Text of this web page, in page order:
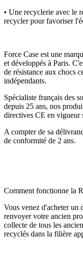
• Une recyclerie avec le
recycler pour favoriser
Force Case est une
et développés à Paris.
de résistance aux chocs
indépendants.
Spécialiste français des
depuis 25 ans, nos
directives CE en vigueur
A compter de sa
de conformité de 2 ans.
Comment fonctionne la
Vous venez d'acheter un
renvoyer votre ancien
collecte de tous les
recyclés dans la filière